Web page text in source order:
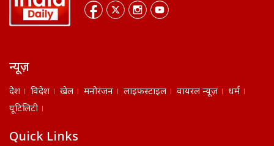
न्यूज़
देश विदेश खेल मनोरंजन लाइफस्टाइल वायरल न्यूज़
धर्म
यूटिलिटी
Quick Links